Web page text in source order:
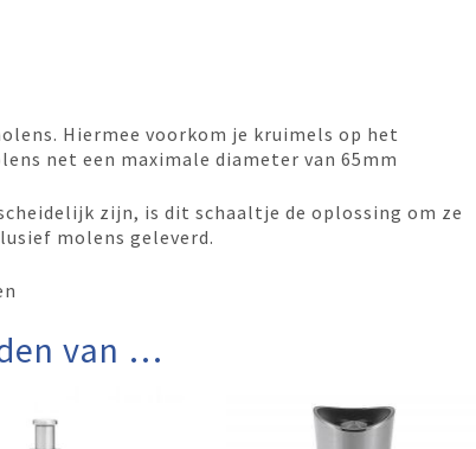
Hiermee voorkom je kruimels op het
net een maximale diameter van 65mm
zijn, is dit schaaltje de oplossing om ze
molens geleverd.
van …